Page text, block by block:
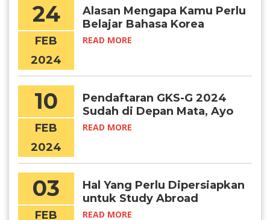
24
FEB
2024
Alasan Mengapa Kamu Perlu
Belajar Bahasa Korea
READ MORE
10
FEB
2024
Pendaftaran GKS-G 2024
Sudah di Depan Mata, Ayo
Persiapkan Diri!
READ MORE
03
FEB
Hal Yang Perlu Dipersiapkan
untuk Study Abroad
READ MORE